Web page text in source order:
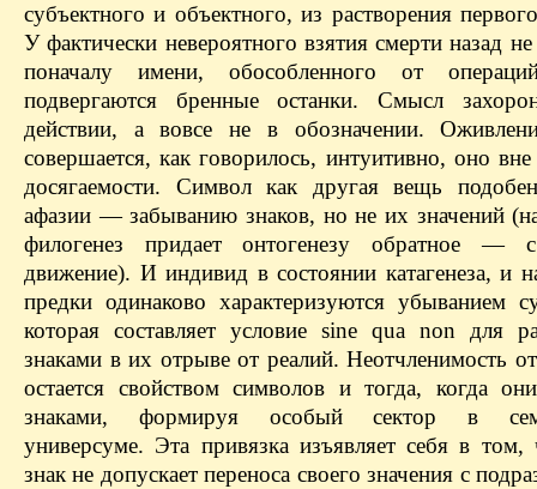
субъектного и объектного, из растворения
У фактически невероятного взятия смерти назад
поначалу имени, обособленного от
подвергаются бренные останки. Смысл
действии, а вовсе не в обозначении.
совершается, как говорилось, интуитивно, оно
досягаемости. Символ как другая вещь
афазии — забыванию знаков, но не их значений
филогенез придает онтогенезу обратное
движение). И индивид в состоянии катагенеза, и
предки одинаково характеризуются убыванием
которая составляет условие sine qua non для
знаками в их отрыве от реалий. Неотчленимость
остается свойством символов и тогда, когда
знаками, формируя особый сектор в
универсуме. Эта привязка изъявляет себя в том,
знак не допускает переноса своего значения с